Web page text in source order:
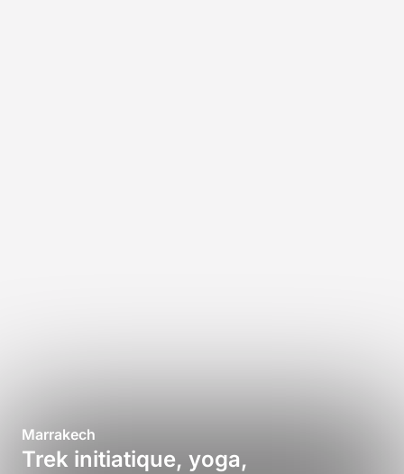
Marrakech
Trek initiatique, yoga,